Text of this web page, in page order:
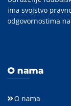
ima svojstvo
odgovornostima
O nama
O nama